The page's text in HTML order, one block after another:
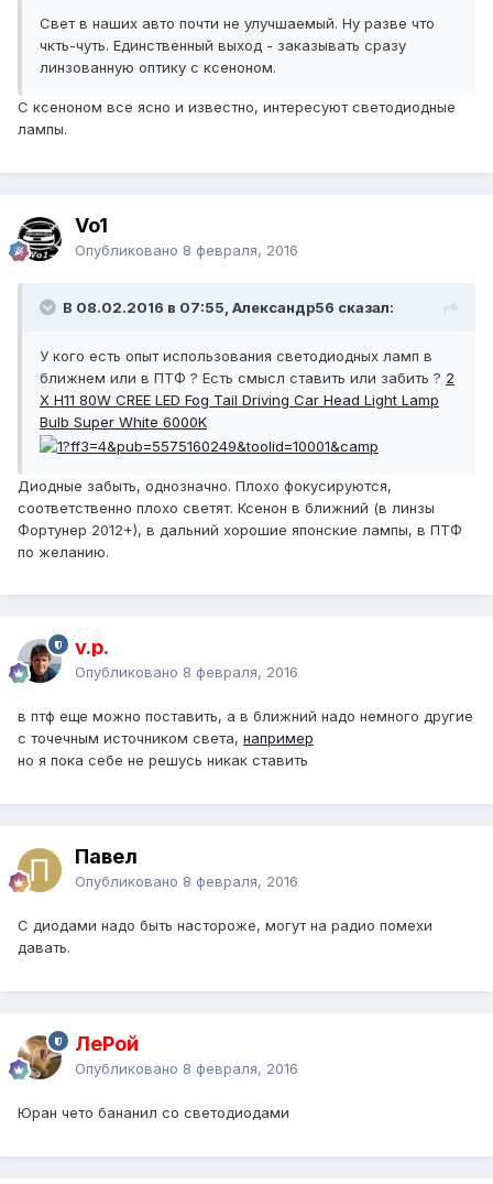
Свет в наших авто почти не улучшаемый. Ну разве что
чкть-чуть. Единственный выход - заказывать сразу
линзованную оптику с ксеноном.
С ксеноном все ясно и известно, интересуют светодиодные
лампы.
Vo1
Опубликовано 8 февраля, 2016
В 08.02.2016 в 07:55, Александр56 сказал:
У кого есть опыт использования светодиодных ламп в
ближнем или в ПТФ ? Есть смысл ставить или забить ? 2
X H11 80W CREE LED Fog Tail Driving Car Head Light Lamp
Bulb Super White 6000K
Диодные забыть, однозначно. Плохо фокусируются,
соответственно плохо светят. Ксенон в ближний (в линзы
Фортунер 2012+), в дальний хорошие японские лампы, в ПТФ
по желанию.
v.p.
Опубликовано 8 февраля, 2016
в птф еще можно поставить, а в ближний надо немного другие
с точечным источником света, например
но я пока себе не решусь никак ставить
Павел
Опубликовано 8 февраля, 2016
С диодами надо быть настороже, могут на радио помехи
давать.
ЛеРой
Опубликовано 8 февраля, 2016
Юран чето бананил со светодиодами